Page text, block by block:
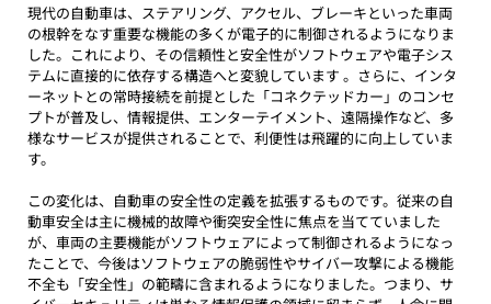
現代の自動車は、ステアリング、アクセル、ブレーキといった車両
の根幹をなす重要な機能の多くが電子的に制御されるようになりま
した。これにより、その信頼性と安全性がソフトウェアや電子シス
テムに直接的に依存する構造へと変貌しています 。さらに、インタ
ーネットとの常時接続を前提とした「コネクテッドカー」のコンセ
プトが普及し、情報提供、エンターテイメント、遠隔操作など、多
様なサービスが提供されることで、利便性は飛躍的に向上していま
す。
この変化は、自動車の安全性の定義を拡張するものです。従来の自
動車安全は主に機械的故障や衝突安全性に焦点を当てていました
が、車両の主要機能がソフトウェアによって制御されるようになっ
たことで、今後はソフトウェアの脆弱性やサイバー攻撃による機能
不全も「安全性」の範疇に含まれるようになりました。つまり、サ